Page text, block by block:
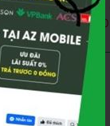
CƯỚC GẮN
Trả trước
phút